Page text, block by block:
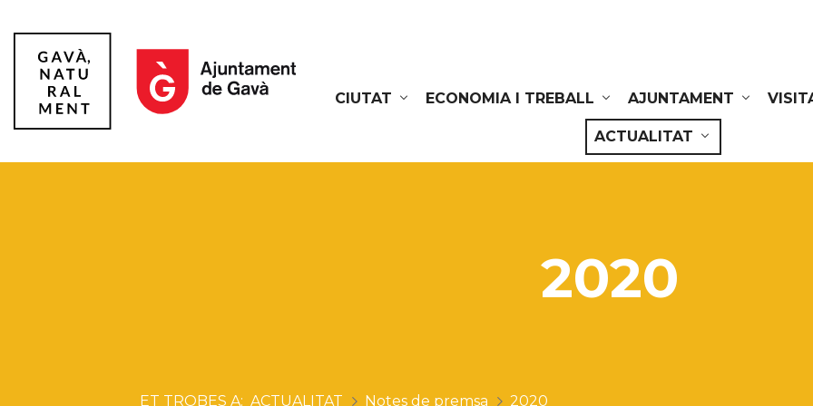
CIUTAT
ECONOMIA I TREBALL AJUNTAMENT
ACTUALITAT
2020
ACTUALITAT Notes de premsa 2020